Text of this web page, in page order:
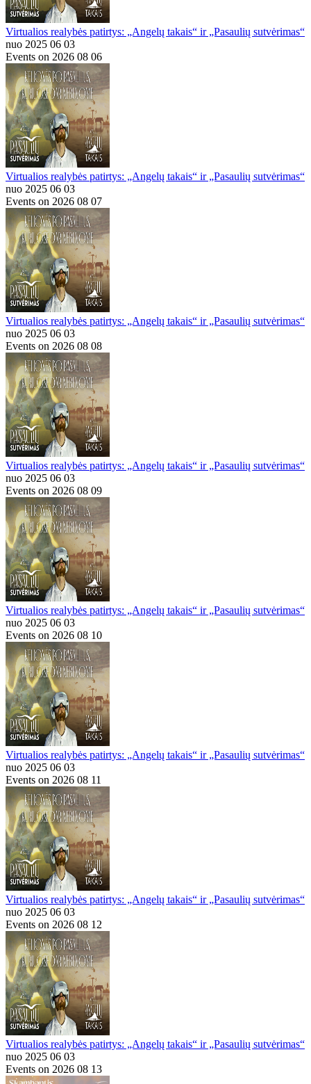
Virtualios realybės patirtys: „Angelų takais“ ir „Pasaulių sutvėrimas“
nuo 2025 06 03
Events on 2026 08 06
Virtualios realybės patirtys: „Angelų takais“ ir „Pasaulių sutvėrimas“
nuo 2025 06 03
Events on 2026 08 07
Virtualios realybės patirtys: „Angelų takais“ ir „Pasaulių sutvėrimas“
nuo 2025 06 03
Events on 2026 08 08
Virtualios realybės patirtys: „Angelų takais“ ir „Pasaulių sutvėrimas“
nuo 2025 06 03
Events on 2026 08 09
Virtualios realybės patirtys: „Angelų takais“ ir „Pasaulių sutvėrimas“
nuo 2025 06 03
Events on 2026 08 10
Virtualios realybės patirtys: „Angelų takais“ ir „Pasaulių sutvėrimas“
nuo 2025 06 03
Events on 2026 08 11
Virtualios realybės patirtys: „Angelų takais“ ir „Pasaulių sutvėrimas“
nuo 2025 06 03
Events on 2026 08 12
Virtualios realybės patirtys: „Angelų takais“ ir „Pasaulių sutvėrimas“
nuo 2025 06 03
Events on 2026 08 13